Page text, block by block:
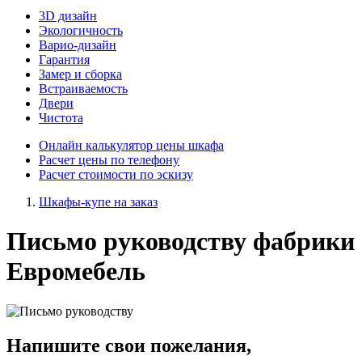
3D дизайн
Экологичность
Варио-дизайн
Гарантия
Замер и сборка
Встраиваемость
Двери
Чистота
Онлайн калькулятор цены шкафа
Расчет цены по телефону
Расчет стоимости по эскизу
Шкафы-купе на заказ
Письмо руководству фабрики
Евромебель
Напишите свои пожелания,